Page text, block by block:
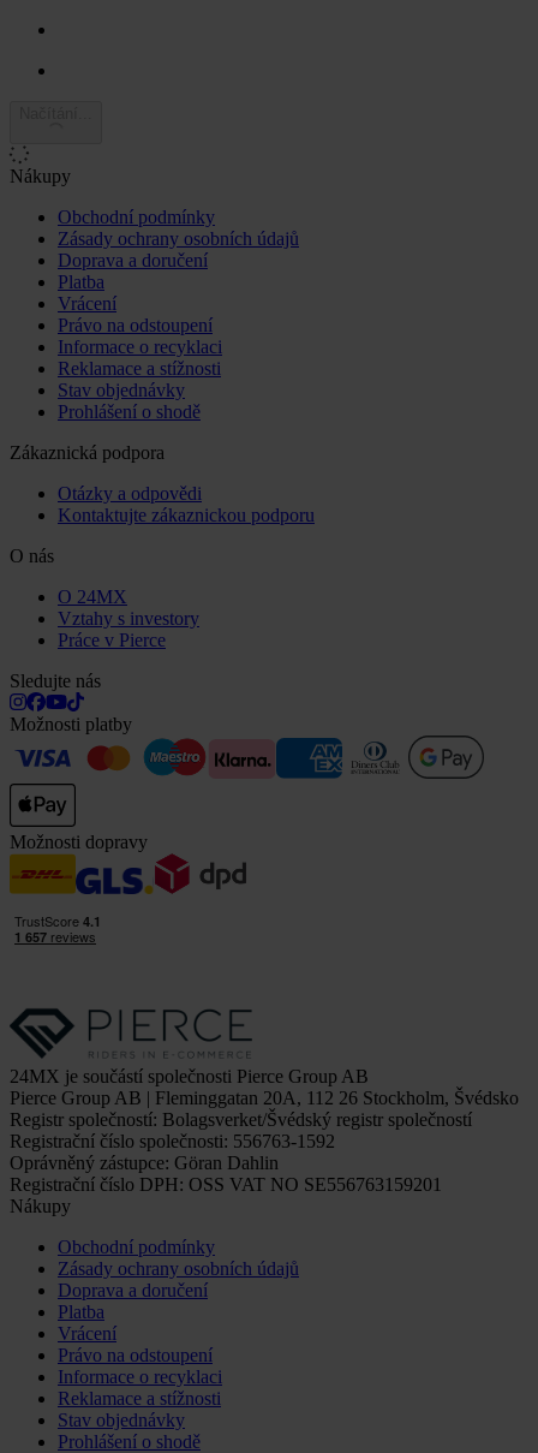
Nákupy
Obchodní podmínky
Zásady ochrany osobních údajů
Doprava a doručení
Platba
Vrácení
Právo na odstoupení
Informace o recyklaci
Reklamace a stížnosti
Stav objednávky
Prohlášení o shodě
Zákaznická podpora
Otázky a odpovědi
Kontaktujte zákaznickou podporu
O nás
O 24MX
Vztahy s investory
Práce v Pierce
Sledujte nás
Možnosti platby
Možnosti dopravy
24MX je součástí společnosti Pierce Group AB
Pierce Group AB | Fleminggatan 20A, 112 26 Stockholm, Švédsko
Registr společností: Bolagsverket/Švédský registr společností
Registrační číslo společnosti: 556763-1592
Oprávněný zástupce: Göran Dahlin
Registrační číslo DPH: OSS VAT NO SE556763159201
Nákupy
Obchodní podmínky
Zásady ochrany osobních údajů
Doprava a doručení
Platba
Vrácení
Právo na odstoupení
Informace o recyklaci
Reklamace a stížnosti
Stav objednávky
Prohlášení o shodě